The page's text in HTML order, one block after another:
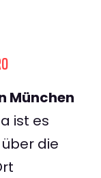
München
ist es
die